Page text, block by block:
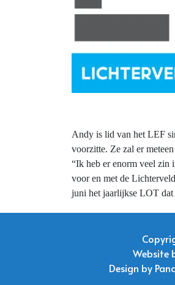
Andy is lid van het LEF
voorzitte. Ze zal er
“Ik heb er enorm veel zin
voor en met de
juni het jaarlijkse LOT dat
Website
Design by